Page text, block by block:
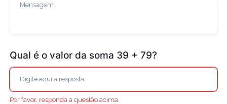
Qual é o valor da soma 39 + 79?
Por favor, responda a questão acima.